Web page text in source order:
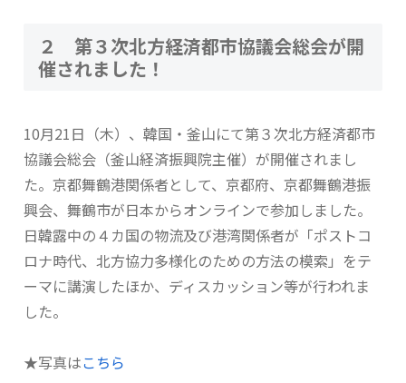
２ 第３次北方経済都市協議会総会が開
催されました！
10月21日（木）、韓国・釜山にて第３次北方経済都市
協議会総会（釜山経済振興院主催）が開催されまし
た。京都舞鶴港関係者として、京都府、京都舞鶴港振
興会、舞鶴市が日本からオンラインで参加しました。
日韓露中の４カ国の物流及び港湾関係者が「ポストコ
ロナ時代、北方協力多様化のための方法の模索」をテ
ーマに講演したほか、ディスカッション等が行われま
した。
★写真はこちら